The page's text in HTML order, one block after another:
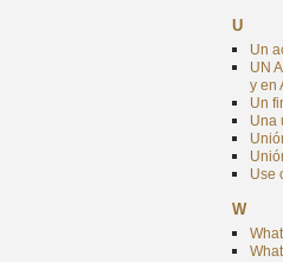
U
Un
UN
y en
Un
Una
Use
W